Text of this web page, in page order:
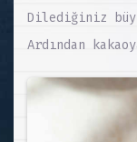
Dilediğiniz
Ardından